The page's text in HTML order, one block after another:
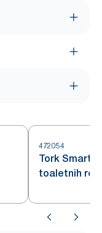
472054
Tork
toaletnih rola